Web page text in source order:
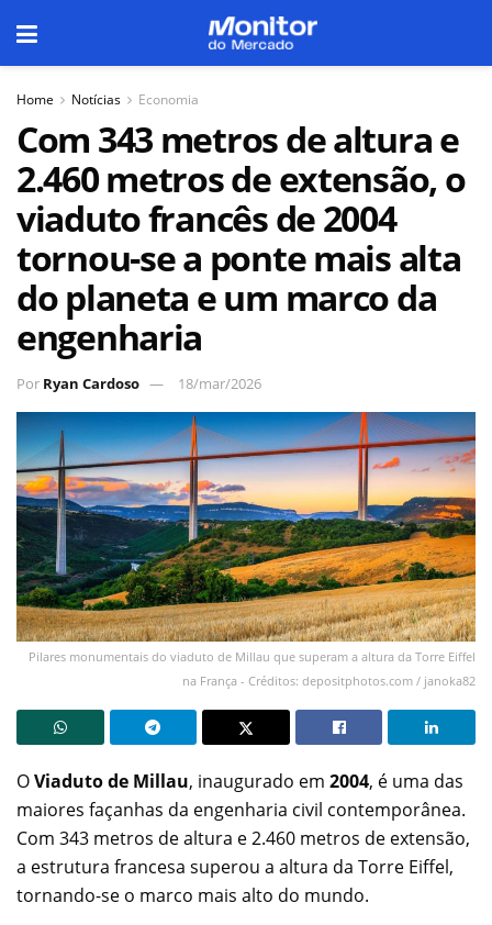
Home Notícias Economia
Com 343 metros de altura e
2.460 metros de extensão, o
viaduto francês de 2004
tornou-se a ponte mais alta
do planeta e um marco da
engenharia
Por Ryan Cardoso 18/mar/2026
Pilares monumentais do viaduto de Millau que superam a altura da Torre Eiffel
na França - Créditos: depositphotos.com / janoka82
OViaduto de Millau, inaugurado em 2004, é uma das
maiores façanhas da engenharia civil contemporânea.
Com 343 metros de altura e 2.460 metros de extensão,
a estrutura francesa superou a altura da Torre Eiffel,
tornando-se o marco mais alto do mundo.